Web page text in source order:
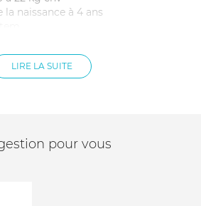
naissance à 4 ans
LIRE LA SUITE
pour vous